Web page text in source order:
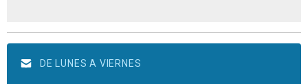
DE LUNES A VIERNES